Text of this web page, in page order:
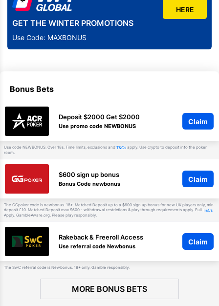
GET THE WINTER PROMOTIONS
Use Code: MAXBONUS
HERE
Bonus Bets
Deposit $2000 Get $2000
Use promo code NEWBONUS
Claim
Use code NEWBONUS. Over 18s. Time limits, exclusions and T&Cs apply. Use crypto to deposit into the poker
room.
$600 sign up bonus
Bonus Code newbonus
Claim
The GGpoker code is newbonus. 18+. Matched Deposit up to a $600 sign up bonus for new UK players only, min
deposit £10. Matched Deposit max $600 - withdrawal restrictions & play through requirements apply. Full T&Cs
Apply. GambleAware.org. Please play responsibly.
Rakeback & Freeroll Access
Use referral code Newbonus
Claim
The SwC referral code is Newbonus. 18+ only. Gamble responsibly.
MORE BONUS BETS